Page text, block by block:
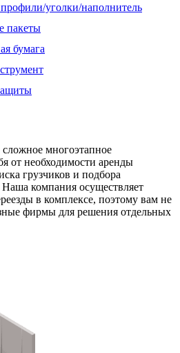
уголки/наполнитель
пакеты
бумага
многоэтапное
от необходимости аренды
грузчиков и подбора
компания осуществляет
в комплексе, поэтому вам не
фирмы для решения отдельных